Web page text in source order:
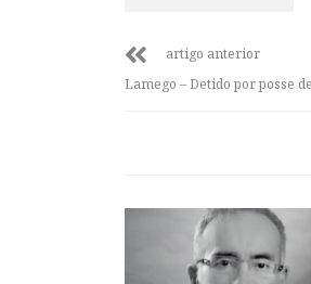
artigo anterior
Lamego – Detido por posse